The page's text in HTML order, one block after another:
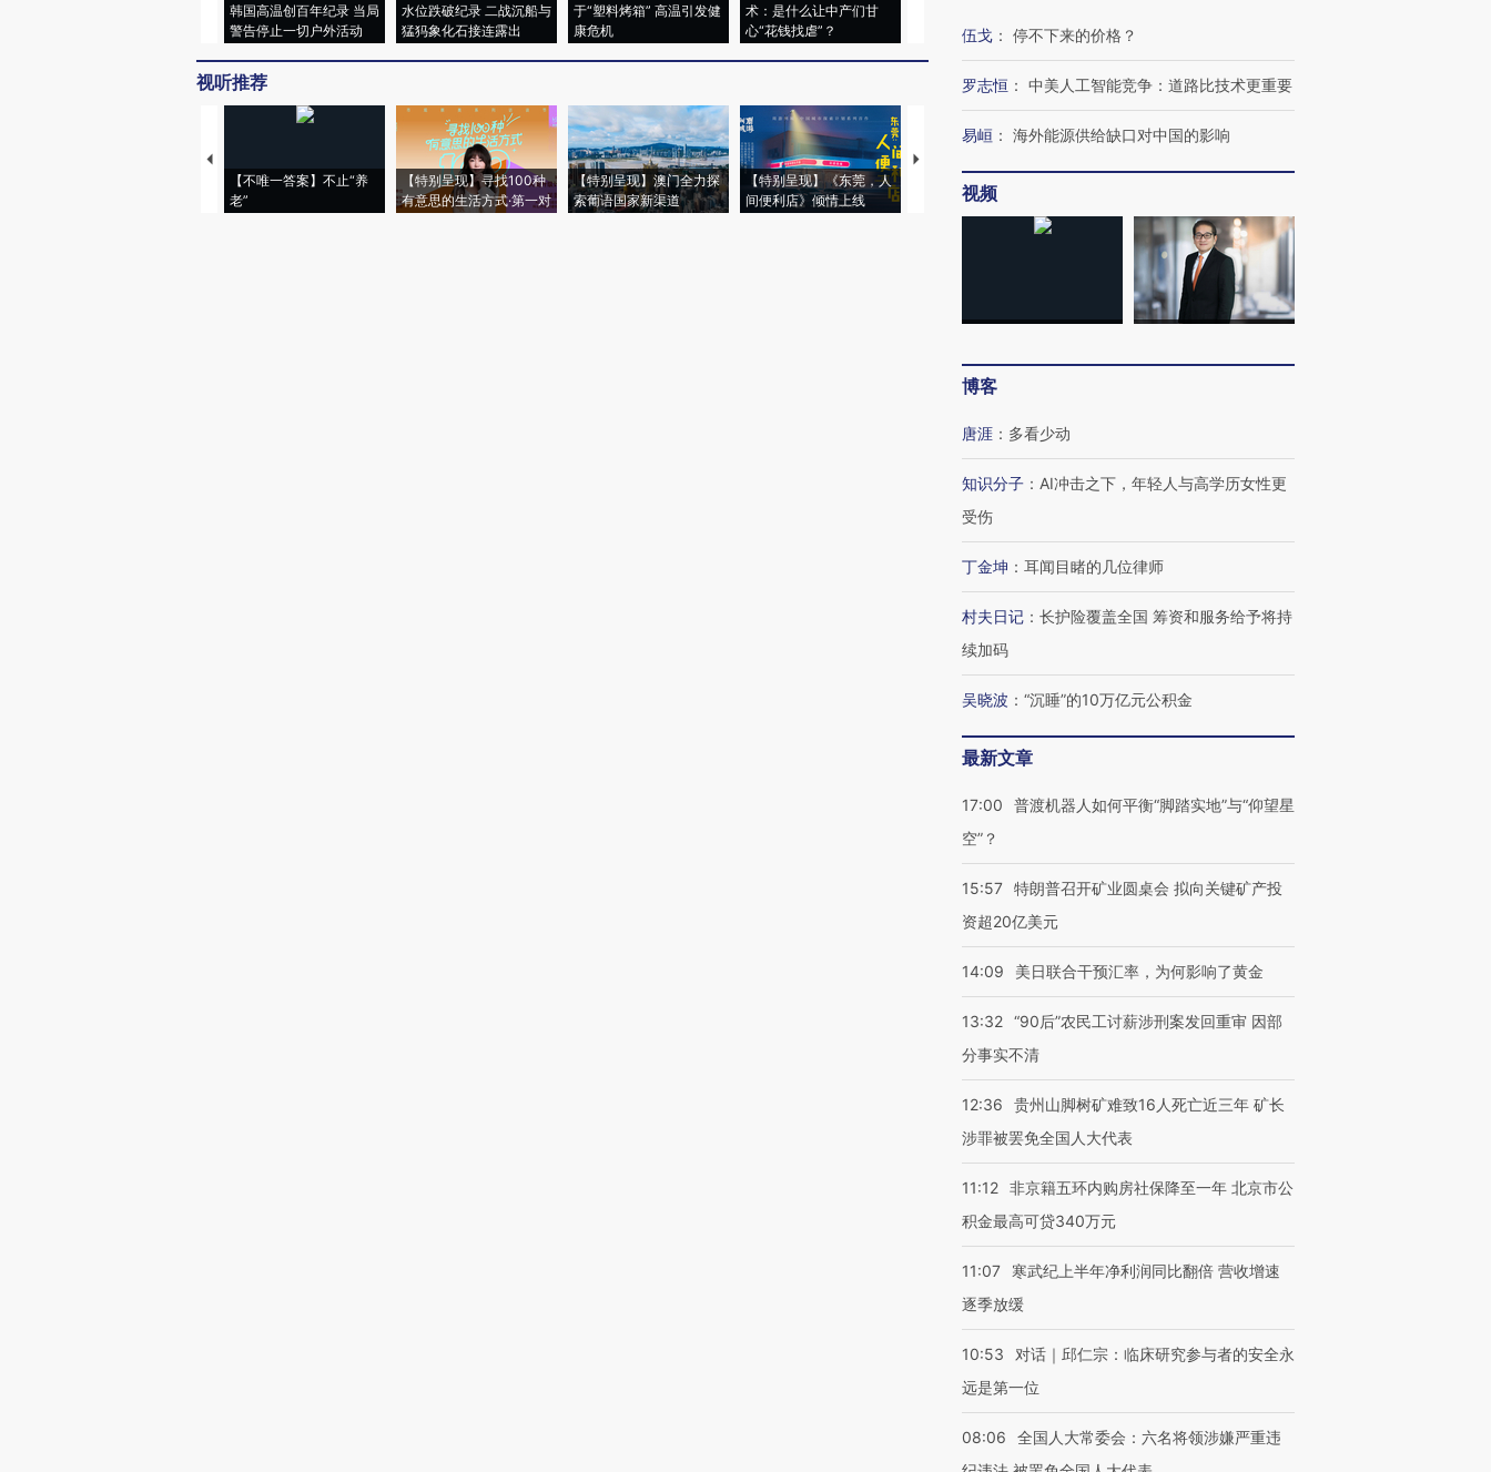
韩国高温创百年纪录 当局
警告停止一切户外活动
水位跌破纪录 二战沉船与
猛犸象化石接连露出
于“塑料烤箱” 高温引发健
康危机
术：是什么让中产们甘
心“花钱找虐”？
育部长拱下台
视听推荐
【不唯一答案】不止“养
老”
【特别呈现】寻找100种
有意思的生活方式·第一对
【特别呈现】澳门全力探
索葡语国家新渠道
【特别呈现】《东莞，人
间便利店》倾情上线
【推广】走进第四届链博
会，让数智科技“链”接产
伍戈 ： 停不下来的价格？
罗志恒 ： 中美人工智能竞争：道路比技术更重要
易峘 ： 海外能源供给缺口对中国的影响
视频
博客
唐涯 ： 多看少动
知识分子 ： AI冲击之下，年轻人与高学历女性更
受伤
丁金坤 ： 耳闻目睹的几位律师
村夫日记 ： 长护险覆盖全国 筹资和服务给予将持
续加码
吴晓波 ： “沉睡”的10万亿元公积金
最新文章
17:00
普渡机器人如何平衡“脚踏实地”与“仰望星
空”？
15:57 特朗普召开矿业圆桌会 拟向关键矿产投
资超20亿美元
14:09 美日联合干预汇率，为何影响了黄金
13:32 “90后”农民工讨薪涉刑案发回重审 因部
分事实不清
12:36
贵州山脚树矿难致16人死亡近三年 矿长
涉罪被罢免全国人大代表
11:12 非京籍五环内购房社保降至一年 北京市公
积金最高可贷340万元
11:07
寒武纪上半年净利润同比翻倍 营收增速
逐季放缓
10:53
对话｜邱仁宗：临床研究参与者的安全永
远是第一位
08:06
全国人大常委会：六名将领涉嫌严重违